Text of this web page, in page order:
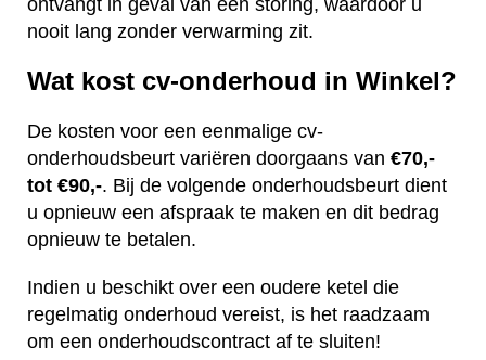
nooit lang zonder verwarming zit.
Wat kost cv-onderhoud in Winkel?
De kosten voor een eenmalige cv-
onderhoudsbeurt variëren doorgaans van €70,-
tot €90,-. Bij de volgende onderhoudsbeurt dient
u opnieuw een afspraak te maken en dit bedrag
opnieuw te betalen.
Indien u beschikt over een oudere ketel die
regelmatig onderhoud vereist, is het raadzaam
om een onderhoudscontract af te sluiten!